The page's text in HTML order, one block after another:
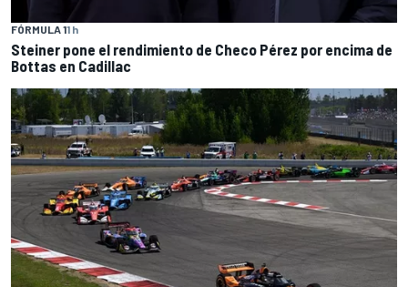
FÓRMULA 11 h
Steiner pone el rendimiento de Checo Pérez por encima de
Bottas en Cadillac